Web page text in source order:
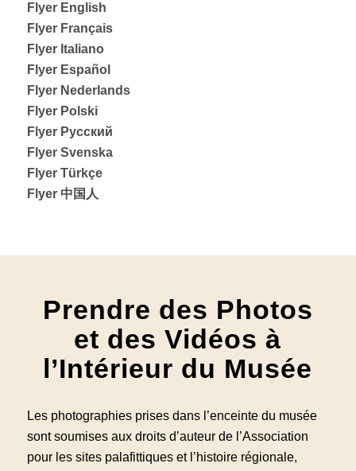
Flyer English
Flyer Français
Flyer Italiano
Flyer Español
Flyer Nederlands
Flyer Polski
Flyer Русский
Flyer Svenska
Flyer Türkçe
Flyer 中国人
Prendre des Photos
et des Vidéos à
l’Intérieur du Musée
Les photographies prises dans l’enceinte du musée
sont soumises aux droits d’auteur de l’Association
pour les sites palafittiques et l’histoire régionale,